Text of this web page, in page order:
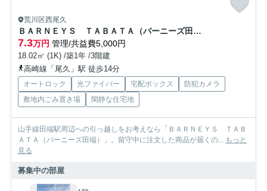
荒川区西尾久
ＢＡＲＮＥＹＳ ＴＡＢＡＴＡ（バーニーズ田端）
7.3万円 管理/共益費5,000円
18.02㎡ (1K) /築1年 /3階建
高崎線「尾久」駅 徒歩14分
オートロック 光ファイバー 宅配ボックス
防犯カメラ
敷地内ごみ置き場
閑静な住宅地
山手線田端駅周辺への引っ越しをお考えなら「ＢＡＲＮＥＹＳ ＴＡＢ
ＡＴＡ（バーニーズ田端）」。留守中に注文した商品が届くの... もっと
見る
募集中の部屋